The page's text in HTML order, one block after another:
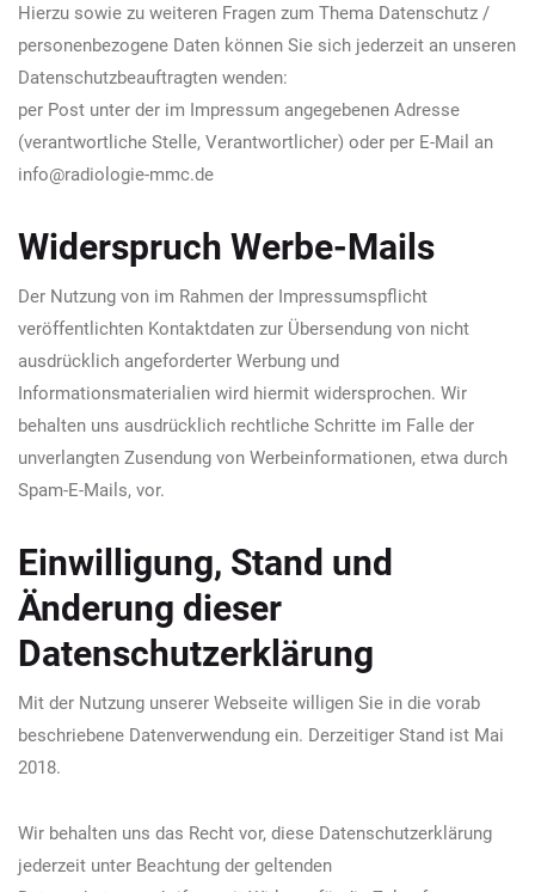
Hierzu sowie zu weiteren Fragen zum Thema Datenschutz /
personenbezogene Daten können Sie sich jederzeit an unseren
Datenschutzbeauftragten wenden:
per Post unter der im Impressum angegebenen Adresse
(verantwortliche Stelle, Verantwortlicher) oder per E-Mail an
info@radiologie-mmc.de
Widerspruch Werbe-Mails
Der Nutzung von im Rahmen der Impressumspflicht
veröffentlichten Kontaktdaten zur Übersendung von nicht
ausdrücklich angeforderter Werbung und
Informationsmaterialien wird hiermit widersprochen. Wir
behalten uns ausdrücklich rechtliche Schritte im Falle der
unverlangten Zusendung von Werbeinformationen, etwa durch
Spam-E-Mails, vor.
Einwilligung, Stand und
Änderung dieser
Datenschutzerklärung
Mit der Nutzung unserer Webseite willigen Sie in die vorab
beschriebene Datenverwendung ein. Derzeitiger Stand ist Mai
2018.
Wir behalten uns das Recht vor, diese Datenschutzerklärung
jederzeit unter Beachtung der geltenden